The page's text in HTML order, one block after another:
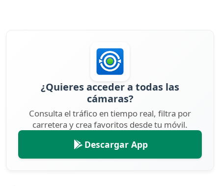
¿Quieres acceder a todas las
cámaras?
Consulta el tráfico en tiempo real, filtra por
carretera y crea favoritos desde tu móvil.
Descargar App